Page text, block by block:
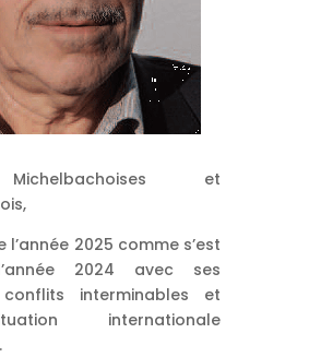
et
l’année 2025 comme s’est
2024 avec ses
conflits interminables et
internationale